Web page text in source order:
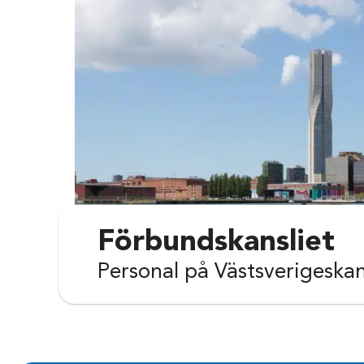
Förbundskansliet
Personal på